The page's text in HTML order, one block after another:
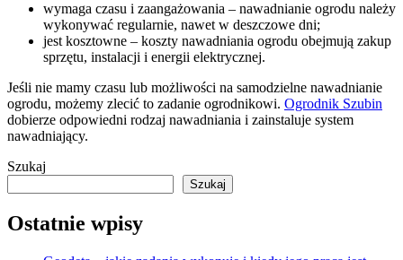
wymaga czasu i zaangażowania – nawadnianie ogrodu należy
wykonywać regularnie, nawet w deszczowe dni;
jest kosztowne – koszty nawadniania ogrodu obejmują zakup
sprzętu, instalacji i energii elektrycznej.
Jeśli nie mamy czasu lub możliwości na samodzielne nawadnianie
ogrodu, możemy zlecić to zadanie ogrodnikowi. Ogrodnik Szubin
dobierze odpowiedni rodzaj nawadniania i zainstaluje system
nawadniający.
Szukaj
Szukaj
Ostatnie wpisy